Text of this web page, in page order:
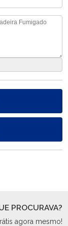
PROCURAVA?
agora mesmo!